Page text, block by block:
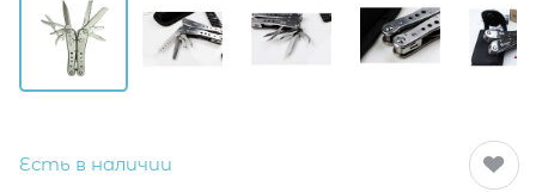
Есть в наличии